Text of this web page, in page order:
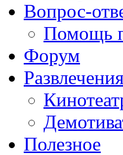
Вопрос-
Помощь
Форум
Полезное